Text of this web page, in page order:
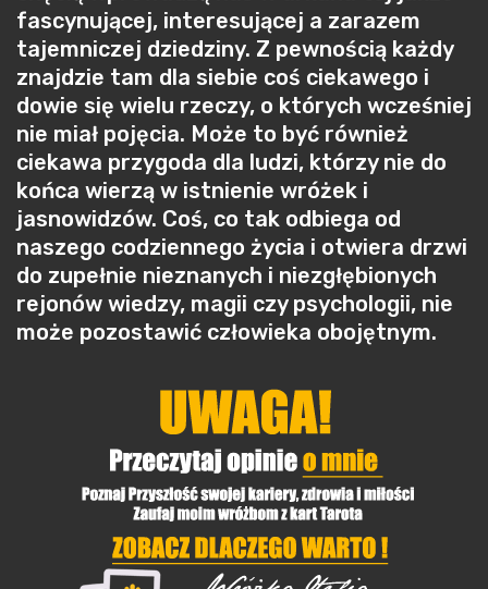
fascynującej, interesującej a zarazem
tajemniczej dziedziny. Z pewnością każdy
znajdzie tam dla siebie coś ciekawego i
dowie się wielu rzeczy, o których wcześniej
nie miał pojęcia. Może to być również
ciekawa przygoda dla ludzi, którzy nie do
końca wierzą w istnienie wróżek i
jasnowidzów. Coś, co tak odbiega od
naszego codziennego życia i otwiera drzwi
do zupełnie nieznanych i niezgłębionych
rejonów wiedzy, magii czy psychologii, nie
może pozostawić człowieka obojętnym.